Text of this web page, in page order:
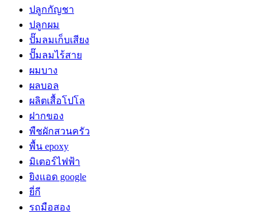
ปลูกกัญชา
ปลูกผม
ปั๊มลมเก็บเสียง
ปั๊มลมไร้สาย
ผมบาง
ผลบอล
ผลิตเสื้อโปโล
ฝากของ
พืชผักสวนครัว
พื้น epoxy
มิเตอร์ไฟฟ้า
ยิงแอด google
ยี่กี
รถมือสอง